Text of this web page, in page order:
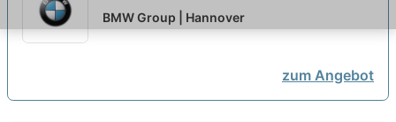
BMW Group | Hannover
zum Angebot